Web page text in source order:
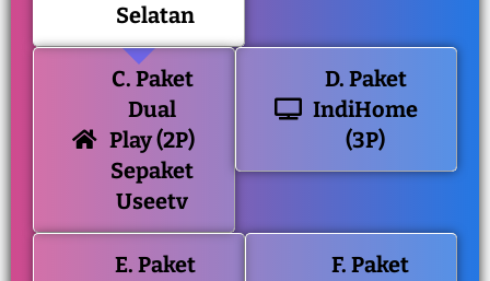
Selatan
C. Paket
Dual
Play (2P)
Sepaket
Useetv
D. Paket
IndiHome
(3P)
E. Paket
F. Paket